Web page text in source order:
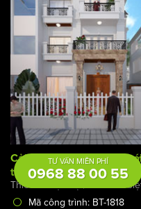
TƯ VẤN MIỄN PHÍ
0968 88 00 55